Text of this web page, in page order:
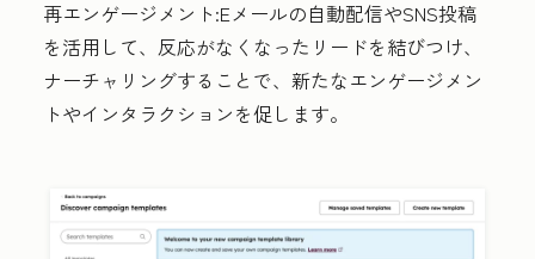
再エンゲージメント:Eメールの自動配信やSNS投稿
を活用して、反応がなくなったリードを結びつけ、
ナーチャリングすることで、新たなエンゲージメン
トやインタラクションを促します。